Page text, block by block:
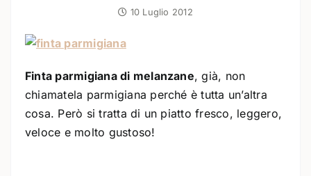
10 Luglio 2012
Finta parmigiana di melanzane, già, non
chiamatela parmigiana perché è tutta un’altra
cosa. Però si tratta di un piatto fresco, leggero,
veloce e molto gustoso!